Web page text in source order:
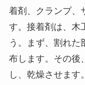
着剤、クランプ、
す。接着剤は、木
う。まず、割れた
布します。その後
し、乾燥させます